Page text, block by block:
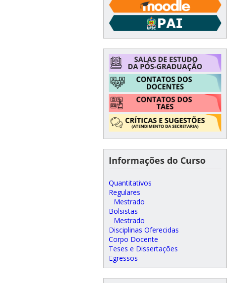
Informações do Curso
Quantitativos
Regulares
Mestrado
Bolsistas
Mestrado
Disciplinas Oferecidas
Corpo Docente
Teses e Dissertações
Egressos